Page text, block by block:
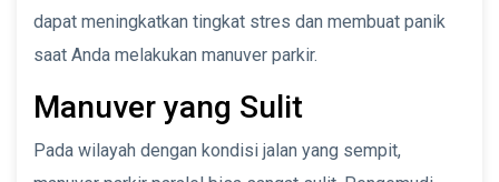
dapat meningkatkan tingkat stres dan membuat panik
saat Anda melakukan manuver parkir.
Manuver yang Sulit
Pada wilayah dengan kondisi jalan yang sempit,